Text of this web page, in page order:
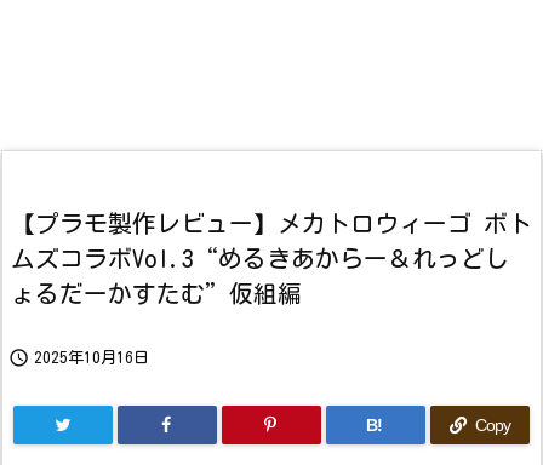
【プラモ製作レビュー】メカトロウィーゴ ボト
ムズコラボVol.3“めるきあからー＆れっどし
ょるだーかすたむ”仮組編
 2025年10月16日
B! Copy